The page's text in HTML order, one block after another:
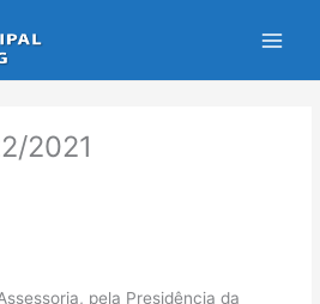
2021
pela Presidência da